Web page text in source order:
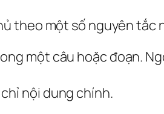
theo một số nguyên tắc
một câu hoặc đoạn.
nội dung chính.